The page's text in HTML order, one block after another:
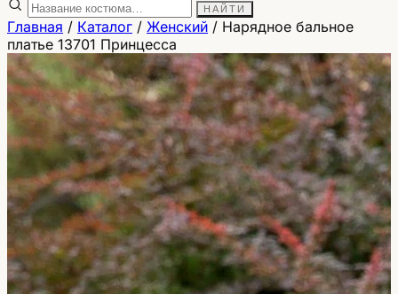
НАЙТИ
Главная / Каталог / Женский / Нарядное бальное
платье 13701 Принцесса